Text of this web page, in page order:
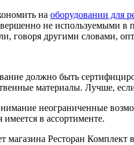
на оборудовании для
не используемыми
говоря другими словами,
должно быть
материалы. Лучше,
неограниченные
в ассортименте.
Ресторан Комплект